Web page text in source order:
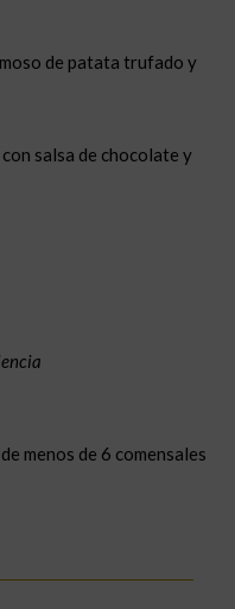
de patata trufado y
salsa de chocolate y
menos de 6 comensales